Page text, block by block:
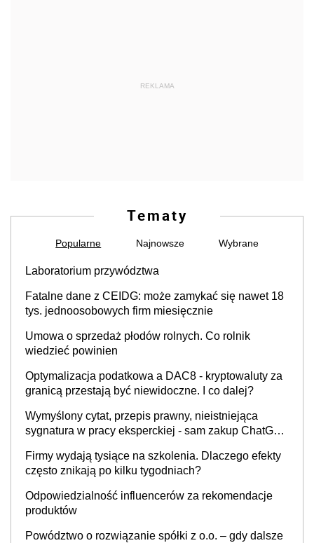
REKLAMA
Tematy
Popularne Najnowsze Wybrane
Laboratorium przywództwa
Fatalne dane z CEIDG: może zamykać się nawet 18
tys. jednoosobowych firm miesięcznie
Umowa o sprzedaż płodów rolnych. Co rolnik
wiedzieć powinien
Optymalizacja podatkowa a DAC8 - kryptowaluty za
granicą przestają być niewidoczne. I co dalej?
Wymyślony cytat, przepis prawny, nieistniejąca
sygnatura w pracy eksperckiej - sam zakup ChatGPT
Firmy wydają tysiące na szkolenia. Dlaczego efekty
często znikają po kilku tygodniach?
Odpowiedzialność influencerów za rekomendacje
produktów
Powództwo o rozwiązanie spółki z o.o. – gdy dalsze